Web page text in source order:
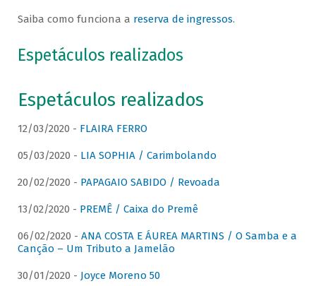
Saiba como funciona a reserva de ingressos.
Espetáculos realizados
Espetáculos realizados
12/03/2020 - FLAIRA FERRO
05/03/2020 - LIA SOPHIA / Carimbolando
20/02/2020 - PAPAGAIO SABIDO / Revoada
13/02/2020 - PREMÊ / Caixa do Premê
06/02/2020 - ANA COSTA E ÁUREA MARTINS / O Samba e a
Canção – Um Tributo a Jamelão
30/01/2020 - Joyce Moreno 50